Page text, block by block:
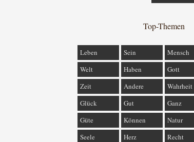
Top-Themen
Leben Sein Mensch
Welt
Haben Gott
Zeit
Andere Wahrheit
Glück
Gut Ganz
Güte
Können Natur
Seele
Herz Recht